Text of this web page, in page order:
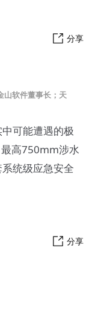
分享
山软件董事长；天
可能遭遇的极
高750mm涉水
统级应急安全
分享